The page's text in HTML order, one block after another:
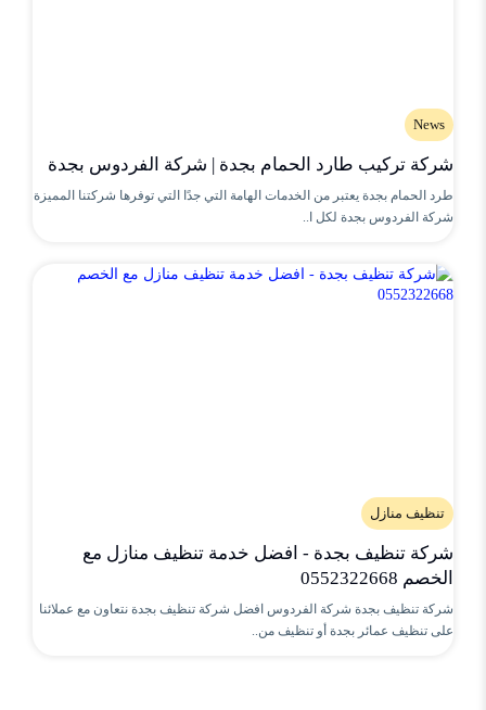
News
شركة تركيب طارد الحمام بجدة | شركة الفردوس بجدة
طرد الحمام بجدة يعتبر من الخدمات الهامة التي جدًا التي توفرها شركتنا المميزة
شركة الفردوس بجدة لكل ا..
تنظيف منازل
شركة تنظيف بجدة - افضل خدمة تنظيف منازل مع
الخصم 0552322668
شركة تنظيف بجدة شركة الفردوس افضل شركة تنظيف بجدة نتعاون مع عملائنا
على تنظيف عمائر بجدة أو تنظيف من..